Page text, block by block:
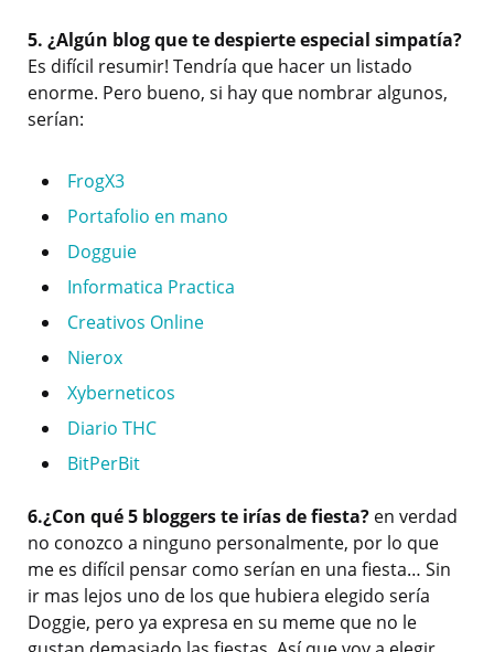
5. ¿Algún blog que te despierte especial simpatía?
Es difícil resumir! Tendría que hacer un listado
enorme. Pero bueno, si hay que nombrar algunos,
serían:
FrogX3
Portafolio en mano
Dogguie
Informatica Practica
Creativos Online
Nierox
Xyberneticos
Diario THC
BitPerBit
6.¿Con qué 5 bloggers te irías de fiesta? en verdad
no conozco a ninguno personalmente, por lo que
me es difícil pensar como serían en una fiesta… Sin
ir mas lejos uno de los que hubiera elegido sería
Doggie, pero ya expresa en su meme que no le